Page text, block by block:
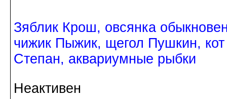
Зяблик Крош, овсянка
чижик Пыжик, щегол Пушкин,
Степан, аквариумные рыбки
Неактивен